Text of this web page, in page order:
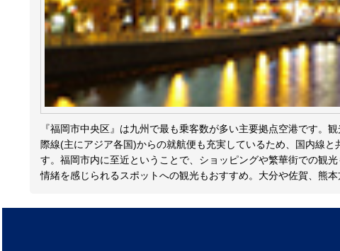
『福岡市中央区』は九州で最も乗客数が多い主要拠点空港です
際線(主にアジア各国)からの就航便も充実しているため、国内線
す。福岡市内に至近ということで、ショッピングや繁華街での観
情緒を感じられるスポットへの観光もおすすめ。大分や佐賀、熊